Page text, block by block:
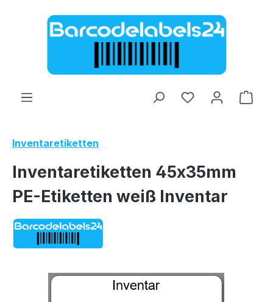
Zum Hauptinhalt springen
Inventaretiketten
Inventaretiketten 45x35mm
PE-Etiketten weiß Inventar
Bildergalerie überspringen